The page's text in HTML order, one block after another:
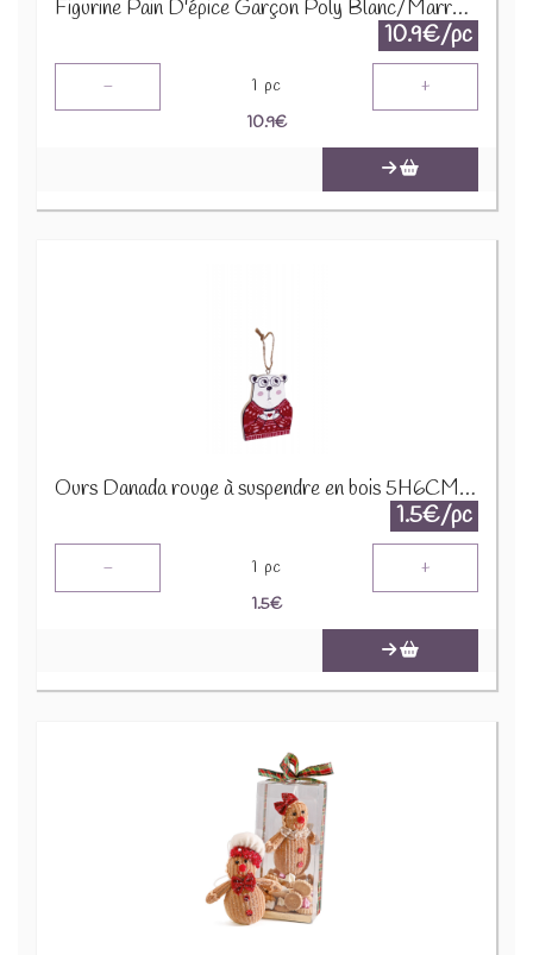
Figurine Pain D'épice Garçon Poly Blanc/Marron 26600
10.9€/pc
- 1 pc +
10.9€
Ours Danada rouge à suspendre en bois 5H6CM 12160
1.5€/pc
- 1 pc +
1.5€